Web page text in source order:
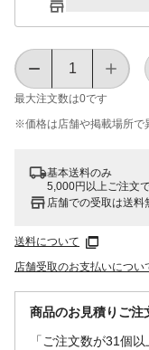
最大注文数は0です
※価格は​店舗や​掲載場所で​
基本送料のみ
5,000円以上ご注文
店舗での受取は送料
送料について
店舗受取のお支払いについ
商品のお見積りご注
「ご注文数が31個